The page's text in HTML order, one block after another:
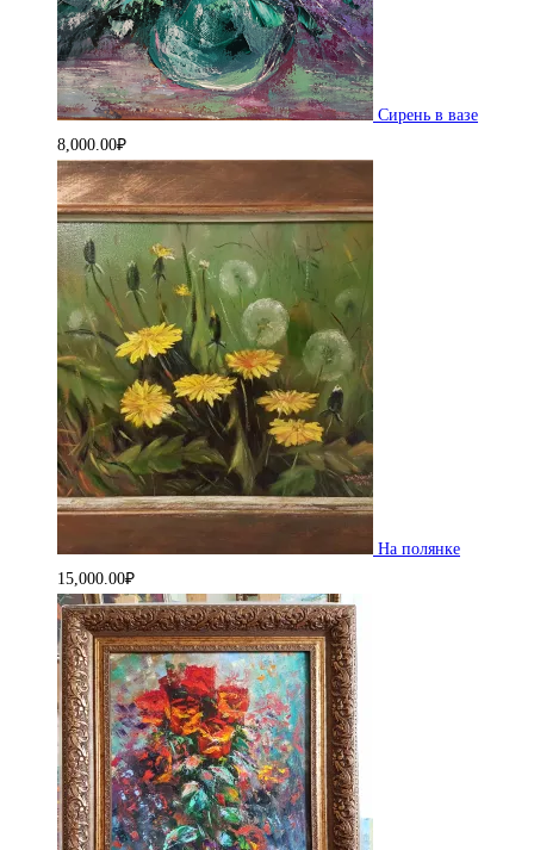
Сирень в вазе
8,000.00₽
На полянке
15,000.00₽